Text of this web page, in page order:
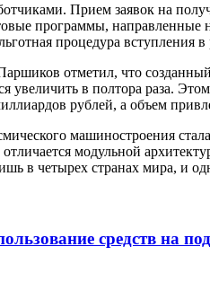
Прием заявок на
программы,
процедура
отметил, что
увеличить в полтора раза.
рублей, а объем
машиностроения
модульной
в четырех странах мира, и
средств на